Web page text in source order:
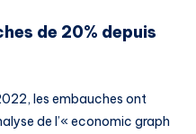
de 20% depuis
les embauches ont
de l’« economic graph